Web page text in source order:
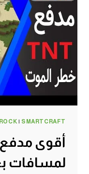
| SMARTCRAFT
لمسافات